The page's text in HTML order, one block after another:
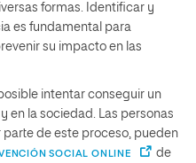
formas. Identificar y
es fundamental para
su impacto en las
intentar conseguir un
en la sociedad. Las personas
de este proceso, pueden
SOCIAL ONLINE
de